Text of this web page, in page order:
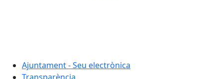
Ajuntament - Seu electrònica